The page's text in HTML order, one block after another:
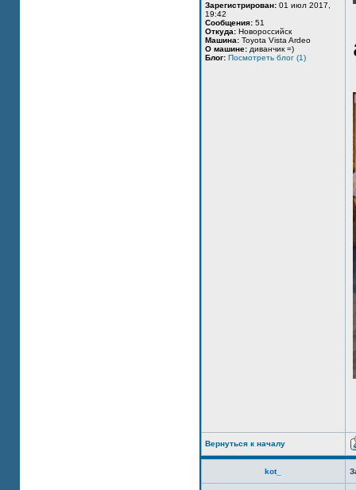
Зарегистрирован: 01 июл 2017,
19:42
Сообщения: 51
Откуда: Новороссийск
Машина: Toyota Vista Ardeo
О машине: диванчик =)
Блог: Посмотреть блог (1)
Вернуться к началу
kot_